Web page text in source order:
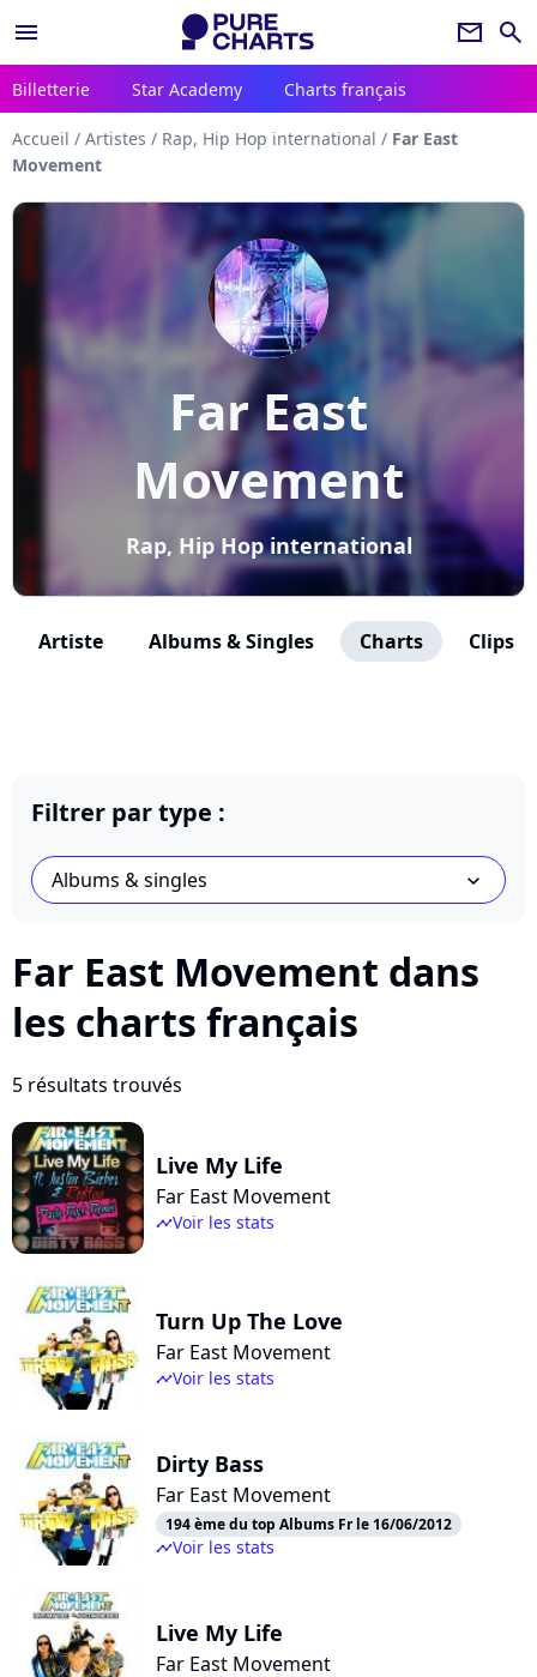
menu newsletter search
Billetterie Star Academy Charts français
Accueil / Artistes / Rap, Hip Hop international / Far East
Movement
Far East
Movement
Rap, Hip Hop international
Artiste Albums & Singles Charts Clips
Filtrer par type :
Albums & singles chevron_bot
Far East Movement dans
les charts français
5 résultats trouvés
Live My Life
Far East Movement
timelineVoir les stats
Turn Up The Love
Far East Movement
timelineVoir les stats
Dirty Bass
Far East Movement
194 ème du top Albums Fr le 16/06/2012
timelineVoir les stats
Live My Life
Far East Movement